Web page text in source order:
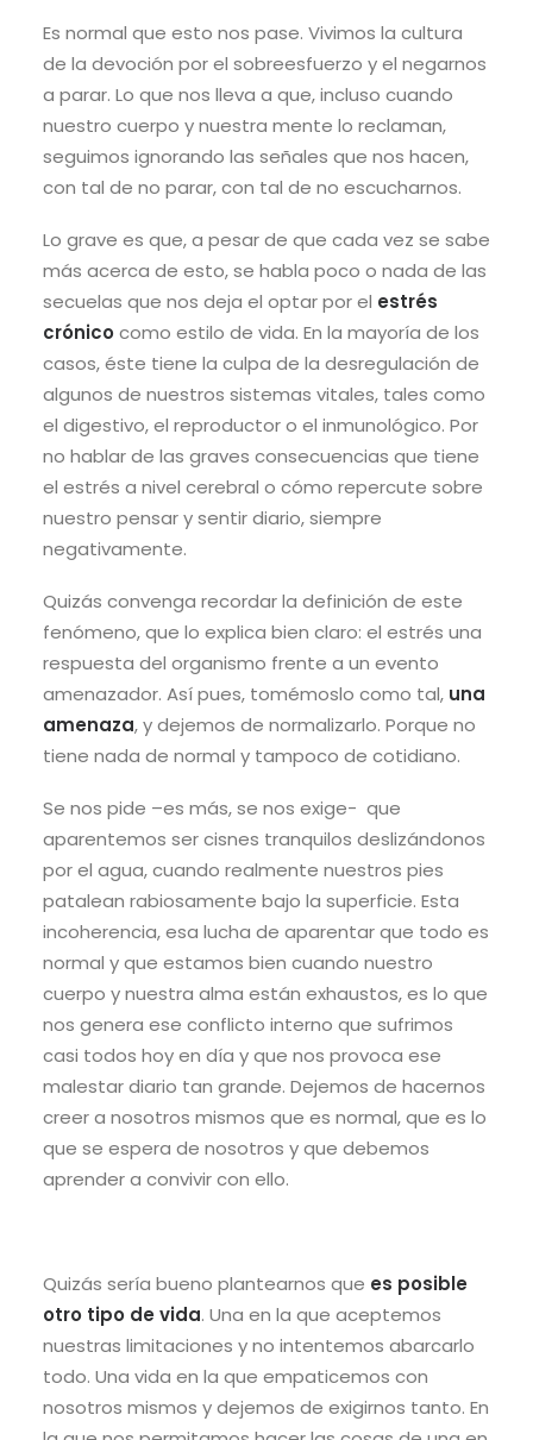
Es normal que esto nos pase. Vivimos la cultura
de la devoción por el sobreesfuerzo y el negarnos
a parar. Lo que nos lleva a que, incluso cuando
nuestro cuerpo y nuestra mente lo reclaman,
seguimos ignorando las señales que nos hacen,
con tal de no parar, con tal de no escucharnos.
Lo grave es que, a pesar de que cada vez se sabe
más acerca de esto, se habla poco o nada de las
secuelas que nos deja el optar por el estrés
crónicocomo estilo de vida. En la mayoría de los
casos, éste tiene la culpa de la desregulación de
algunos de nuestros sistemas vitales, tales como
el digestivo, el reproductor o el inmunológico. Por
no hablar de las graves consecuencias que tiene
el estrés a nivel cerebral o cómo repercute sobre
nuestro pensar y sentir diario, siempre
negativamente.
Quizás convenga recordar la definición de este
fenómeno, que lo explica bien claro: el estrés una
respuesta del organismo frente a un evento
amenazador. Así pues, tomémoslo como tal, una
amenaza, y dejemos de normalizarlo. Porque no
tiene nada de normal y tampoco de cotidiano.
Se nos pide –es más, se nos exige- que
aparentemos ser cisnes tranquilos deslizándonos
por el agua, cuando realmente nuestros pies
patalean rabiosamente bajo la superficie. Esta
incoherencia, esa lucha de aparentar que todo es
normal y que estamos bien cuando nuestro
cuerpo y nuestra alma están exhaustos, es lo que
nos genera ese conflicto interno que sufrimos
casi todos hoy en día y que nos provoca ese
malestar diario tan grande. Dejemos de hacernos
creer a nosotros mismos que es normal, que es lo
que se espera de nosotros y que debemos
aprender a convivir con ello.
Quizás sería bueno plantearnos que es posible
otro tipo de vida. Una en la que aceptemos
nuestras limitaciones y no intentemos abarcarlo
todo. Una vida en la que empaticemos con
nosotros mismos y dejemos de exigirnos tanto. En